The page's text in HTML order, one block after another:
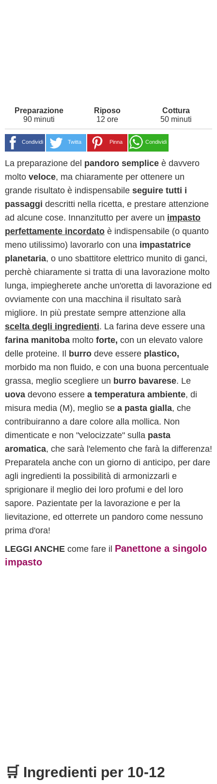
90 minuti 12 ore 50 minuti
Condividi Twitta Pinna Condividi
La preparazione del pandoro semplice è davvero
molto veloce, ma chiaramente per ottenere un
grande risultato è indispensabile seguire tutti i
passaggi descritti nella ricetta, e prestare attenzione
ad alcune cose. Innanzitutto per avere un impasto
perfettamente incordato è indispensabile (o quanto
meno utilissimo) lavorarlo con una impastatrice
planetaria, o uno sbattitore elettrico munito di ganci,
perchè chiaramente si tratta di una lavorazione molto
lunga, impiegherete anche un'oretta di lavorazione ed
ovviamente con una macchina il risultato sarà
migliore. In più prestate sempre attenzione alla
scelta degli ingredienti. La farina deve essere una
farina manitoba molto forte, con un elevato valore
delle proteine. Il
burro deve essere plastico,
morbido ma non fluido, e con una buona percentuale
grassa, meglio scegliere un burro bavarese. Le
uova devono essere a temperatura ambiente, di
misura media (M), meglio se a pasta gialla, che
contribuiranno a dare colore alla mollica. Non
dimenticate e non "velocizzate" sulla pasta
aromatica, che sarà l'elemento che farà la differenza!
Preparatela anche con un giorno di anticipo, per dare
agli ingredienti la possibilità di armonizzarli e
sprigionare il meglio dei loro profumi e del loro
sapore. Pazientate per la lavorazione e per la
lievitazione, ed otterrete un pandoro come nessuno
prima d'ora!
LEGGI ANCHE come fare il Panettone a singolo
impasto
🛒 Ingredienti per 10-12